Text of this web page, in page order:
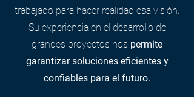
trabajado para hacer realidad esa visión.
Su experiencia en el desarrollo de
grandes proyectos nos permite
garantizar soluciones eficientes y
confiables para el futuro.